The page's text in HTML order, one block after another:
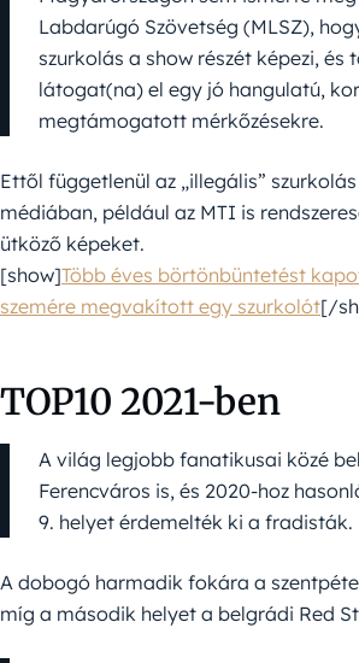
Labdarúgó Szövetség (MLSZ),
szurkolás a show részét képezi, és
látogat(na) el egy jó hangulatú,
megtámogatott mérkőzésekre.
Ettől függetlenül az „illegális”
médiában, például az MTI is
ütköző képeket.
[show]Több éves börtönbüntetést
szemére megvakított egy szurkolót[/
TOP10 2021-ben
A világ legjobb fanatikusai közé
Ferencváros is, és 2020-hoz
9. helyet érdemelték ki a fradisták.
A dobogó harmadik fokára a
míg a második helyet a belgrádi Red